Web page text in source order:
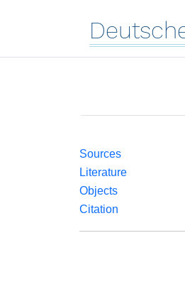
Sources
Literature
Objects
Citation